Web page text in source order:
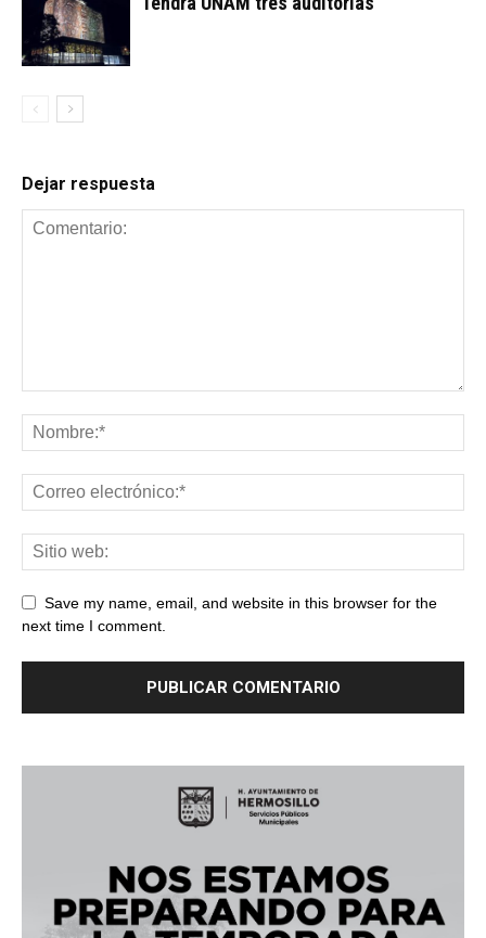
Dejar respuesta
Save my name, email, and website in this browser for the
next time I comment.